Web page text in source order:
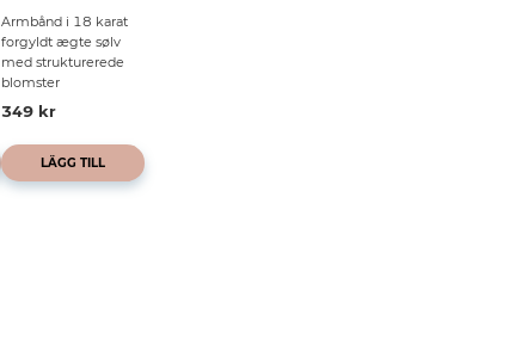
Armbånd i 18 karat
forgyldt ægte sølv
med strukturerede
blomster
349 kr
LÄGG TILL